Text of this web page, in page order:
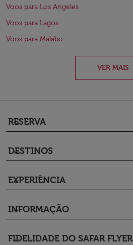
Voos para Los Angeles
Voos para Lagos
Voos para Malabo
VER MAIS
RESERVA
keyboard_arrow_down
DESTINOS
keyboard_arrow_down
EXPERIÊNCIA
keyboard_arrow_down
INFORMAÇÃO
keyboard_arrow_down
FIDELIDADE DO SAFAR FLYER
keyboard_arrow_down